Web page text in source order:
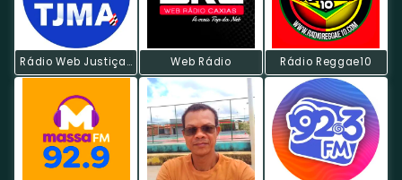
Rádio Web Justiça Do Maranhão Web Rádio Rádio Reggae10